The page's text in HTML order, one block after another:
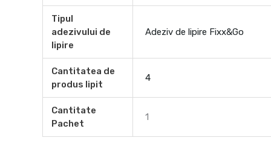
Tipul
adezivului de
lipire
Adeziv de lipire Fixx&Go
Cantitatea de
produs lipit
4
Cantitate
Pachet
1